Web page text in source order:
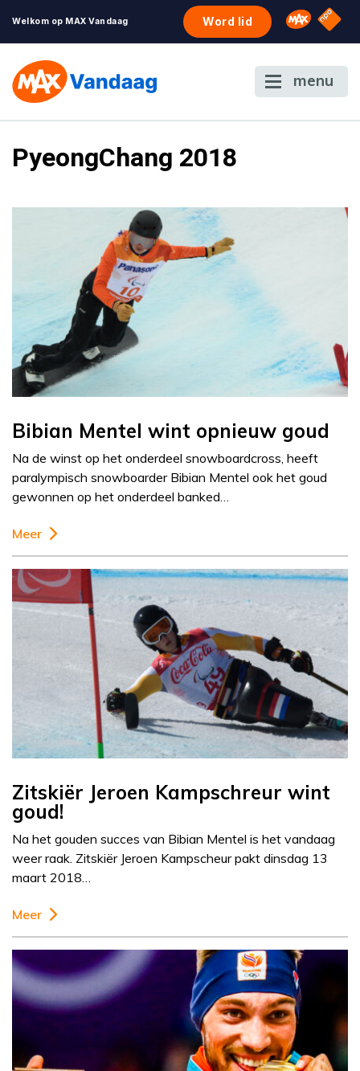
Welkom op MAX Vandaag Word lid Omroep
NPO
menu
PyeongChang 2018
Bibian Mentel wint opnieuw goud
Na de winst op het onderdeel snowboardcross, heeft
paralympisch snowboarder Bibian Mentel ook het goud
gewonnen op het onderdeel banked…
Meer
Zitskiër Jeroen Kampschreur wint
goud!
Na het gouden succes van Bibian Mentel is het vandaag
weer raak. Zitskiër Jeroen Kampscheur pakt dinsdag 13
maart 2018…
Meer